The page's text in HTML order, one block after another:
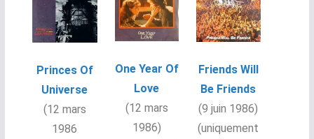
Princes Of
Universe
(12 mars
1986
One Year Of
Love
(12 mars
1986)
Friends Will
Be Friends
(9 juin 1986)
(uniquement